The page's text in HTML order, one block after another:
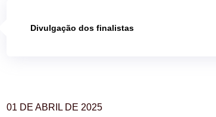
Divulgação dos finalistas
01 DE ABRIL DE 2025